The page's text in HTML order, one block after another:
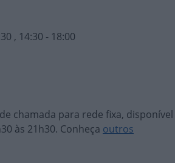
, 14:30 - 18:00
chamada para rede fixa, disponível
às 21h30. Conheça outros